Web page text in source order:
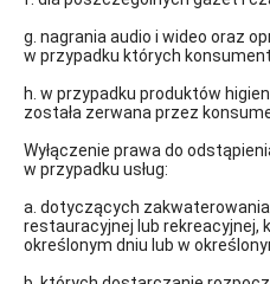
g. nagrania audio i wideo oraz
w przypadku których
h. w przypadku produktów
została zerwana przez
Wyłączenie prawa do
w przypadku usług:
a. dotyczących
restauracyjnej lub rekreacyjnej,
określonym dniu lub w